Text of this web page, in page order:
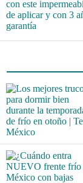
con este
de aplicar y con 3
garantía